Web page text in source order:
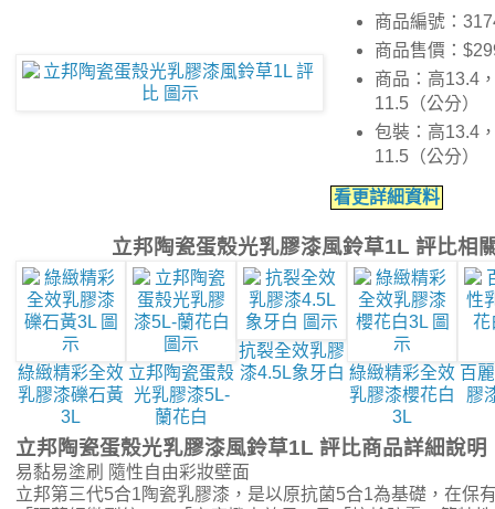
商品編號：
商品售價：
商品：高13.4
11.5（公分）
包裝：高13.4
11.5（公分）
看更詳細資料
立邦陶瓷蛋殼光乳膠漆風鈴草1L 評比相
綠緻精彩全效
乳膠漆礫石黃
3L
立邦陶瓷蛋殼
光乳膠漆5L-
蘭花白
抗裂全效乳膠
漆4.5L象牙白 綠緻精彩全效
乳膠漆櫻花白
3L
百
膠
立邦陶瓷蛋殼光乳膠漆風鈴草1L 評比商品詳細說明
易黏易塗刷 隨性自由彩妝壁面
立邦第三代5合1陶瓷乳膠漆，是以原抗菌5合1為基礎，在保